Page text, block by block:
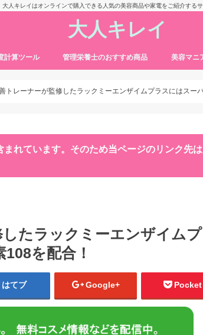
大人キレイはオンラインで購入できる人気の美容商品や家電をご紹介するサ
大人キレイ
計算ツール 管理栄養士のおすすめ商品 美容マニ
トレーナーが監修したラックミーエンザイムプラスにはスー
れています。そのため当ページのリンク先
たラックミーエンザイムプ
を配合！
はてブ Google+ Pocket